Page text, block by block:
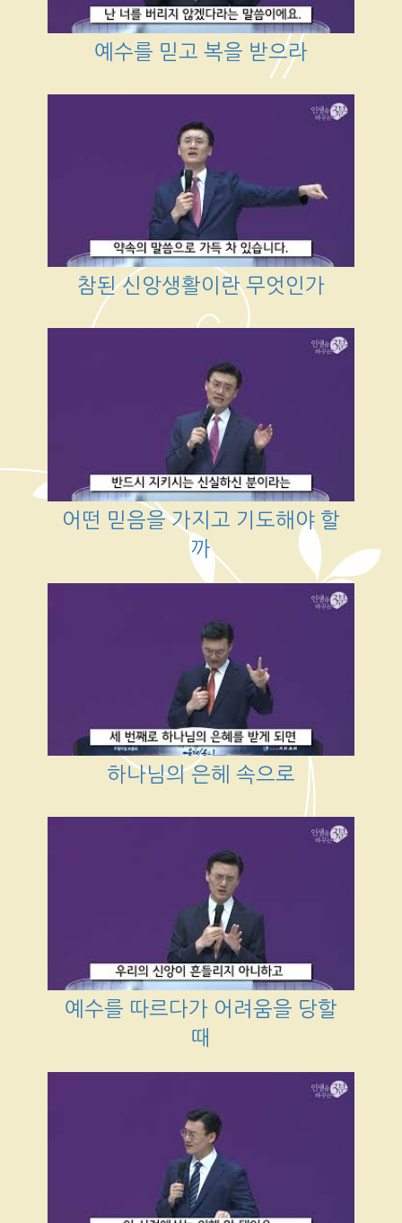
예수를 믿고 복을 받으라
참된 신앙생활이란 무엇인가
어떤 믿음을 가지고 기도해야 할
까
하나님의 은헤 속으로
예수를 따르다가 어려움을 당할
때